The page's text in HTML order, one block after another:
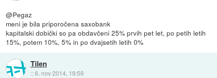
@Pegaz
meni je bila priporočena saxobank
kapitalski dobički so pa obdavčeni 25% prvih pet let, po petih letih
15%, potem 10%, 5% in po dvajsetih letih 0%
Tilen
::6. nov 2014, 19:59